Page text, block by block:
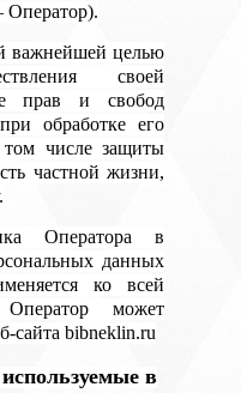
Оператор).
важнейшей целью
своей
прав и свобод
обработке его
числе защиты
частной жизни,
Оператора в
данных
ко всей
может
сайта bibneklin.ru
в